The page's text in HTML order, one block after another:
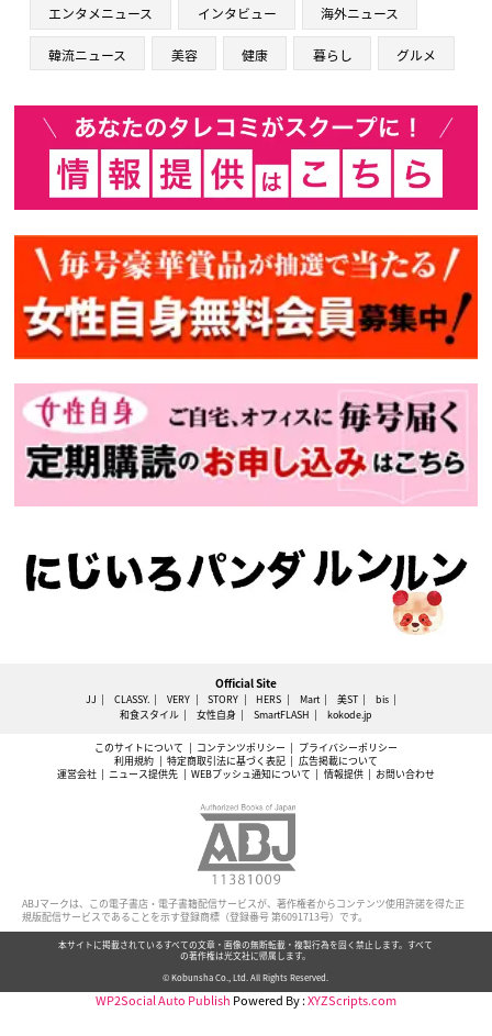
エンタメニュース インタビュー 海外ニュース
韓流ニュース 美容 健康 暮らし グルメ
Official Site
JJ CLASSY. VERY STORY HERS Mart 美ST
bis
和食スタイル
女性自身 SmartFLASH kokode.jp
このサイトについて コンテンツポリシー
プライバシーポリシー
利用規約
特定商取引法に基づく表記
広告掲載について
運営会社
ニュース提供先 WEBプッシュ通知について 情報提供 お問い合わせ
ABJマークは、この電子書店・電子書籍配信サービスが、著作権者からコンテンツ使用許諾を得た正
規版配信サービスであることを示す登録商標（登録番号 第6091713号）です。
本サイトに掲載されているすべての文章・画像の無断転載・複製行為を固く禁止します。すべて
の著作権は光文社に帰属します。
© Kobunsha Co., Ltd. All Rights Reserved.
WP2Social Auto Publish Powered By :XYZScripts.com